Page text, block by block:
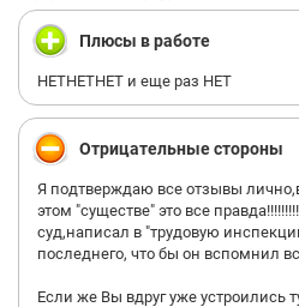
Плюсы в работе
НЕТНЕТНЕТ и еще раз НЕТ
Отрицательные стороны
Я подтверждаю все отзывы
этом "существе" это все
суд,написал в "трудовую
последнего, что бы он вспомнил
Если же Вы вдруг уже устроились